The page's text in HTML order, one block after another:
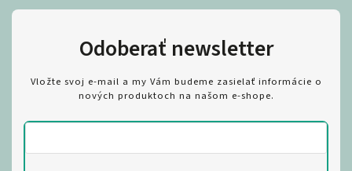
Odoberať newsletter
Vložte svoj e-mail a my Vám budeme zasielať informácie o
nových produktoch na našom e-shope.